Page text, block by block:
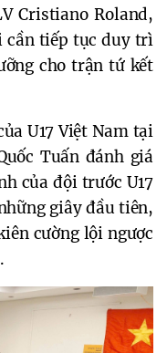
Cristiano Roland,
cần tiếp tục duy trì
cho trận tứ kết
U17 Việt Nam tại
Tuấn đánh giá
của đội trước U17
giây đầu tiên,
cường lội ngược